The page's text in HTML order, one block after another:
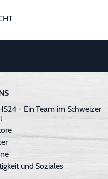
- Ein Team im Schweizer
und Soziales